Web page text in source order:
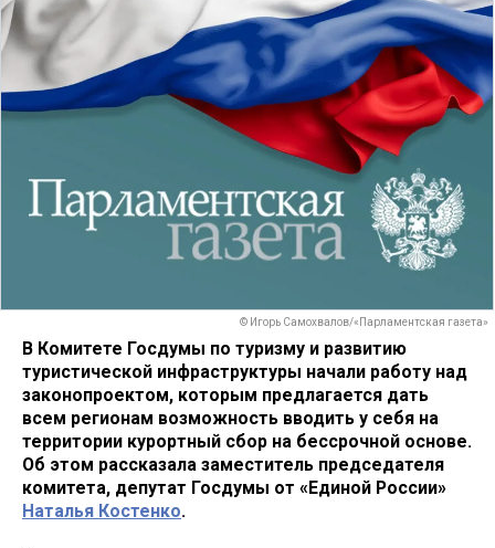
© Игорь Самохвалов/«Парламентская газета»
В Комитете Госдумы по туризму и развитию
туристической инфраструктуры начали работу над
законопроектом, которым предлагается дать
всем регионам возможность вводить у себя на
территории курортный сбор на бессрочной основе.
Об этом рассказала заместитель председателя
комитета, депутат Госдумы от «Единой России»
Наталья Костенко.